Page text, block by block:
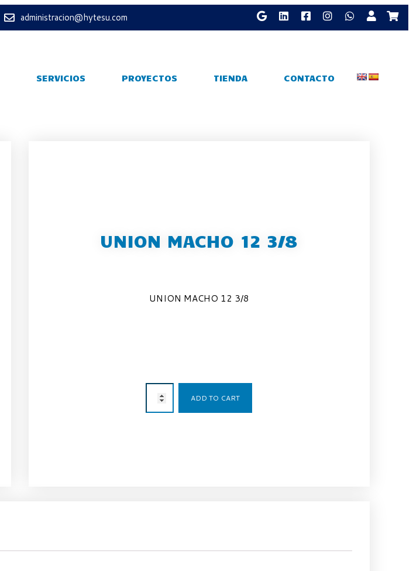
administracion@hytesu.com
SERVICIOS PROYECTOS TIENDA CONTACTO
UNION MACHO 12 3/8
UNION MACHO 12 3/8
ADD TO CART